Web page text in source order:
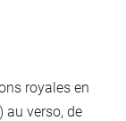
royales en
au verso, de